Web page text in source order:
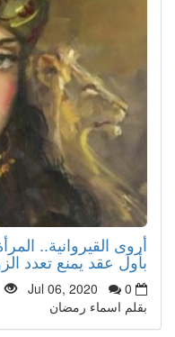
أروى القيروانية..
بأول عقد يمنع تعدد
Jul 06, 2020
0
بقلم اسماء رمضان